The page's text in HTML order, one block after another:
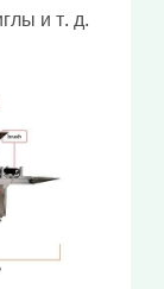
и т. д.